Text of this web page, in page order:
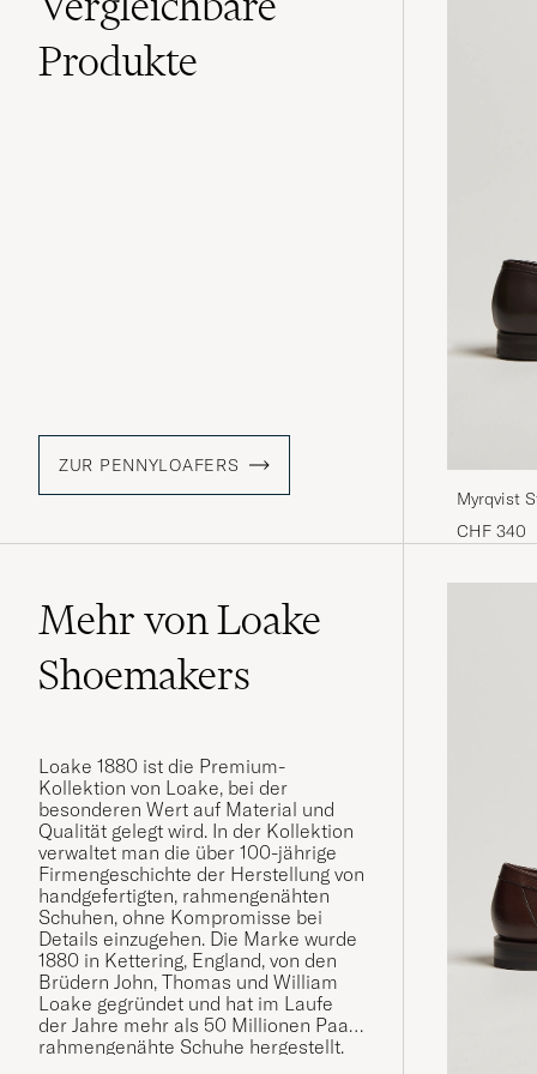
Produkte
ZUR PENNYLOAFERS
Myrqvist
CHF 340
Mehr von Loake
Shoemakers
Loake 1880 ist die Premium-
Kollektion von Loake, bei der
besonderen Wert auf Material und
Qualität gelegt wird. In der Kollektion
verwaltet man die über 100-jährige
Firmengeschichte der Herstellung von
handgefertigten, rahmengenähten
Schuhen, ohne Kompromisse bei
Details einzugehen. Die Marke wurde
1880 in Kettering, England, von den
Brüdern John, Thomas und William
Loake gegründet und hat im Laufe
der Jahre mehr als 50 Millionen Paar
rahmengenähte Schuhe hergestellt.